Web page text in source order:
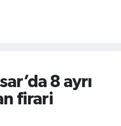
8 ayrı
firari
Vakitleri
Yoğunluk Haritası